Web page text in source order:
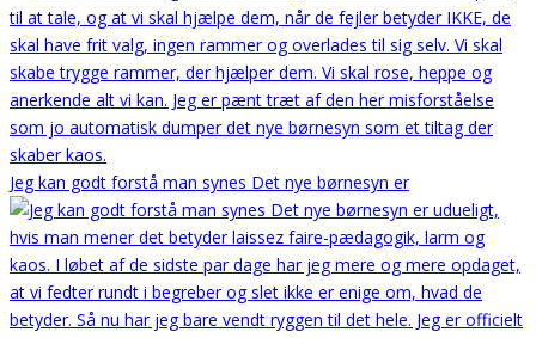
Jeg kan godt forstå man synes Det nye børnesyn er